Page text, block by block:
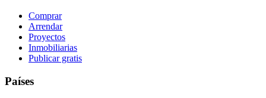
Comprar
Arrendar
Proyectos
Inmobiliarias
Publicar gratis
Países